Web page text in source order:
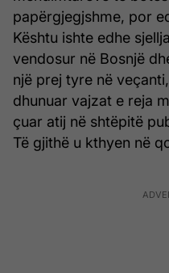
papërgjegjshme, por
Kështu ishte edhe
vendosur në Bosnjë
një prej tyre në
dhunuar vajzat e reja
çuar atij në shtëpitë
Të gjithë u kthyen në